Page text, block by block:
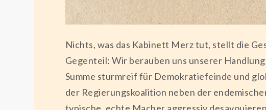
Nichts, was das Kabinett Merz tut, stellt die
Gegenteil: Wir berauben uns unserer
Summe sturmreif für Demokratiefeinde und
der Regierungskoalition neben der